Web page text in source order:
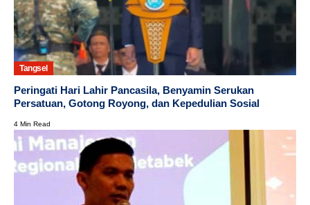
Tangsel
Peringati Hari Lahir Pancasila, Benyamin Serukan
Persatuan, Gotong Royong, dan Kepedulian Sosial
4 Min Read